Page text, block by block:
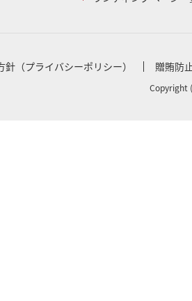
（プライバシーポリシー） 贈賄防
Copyright